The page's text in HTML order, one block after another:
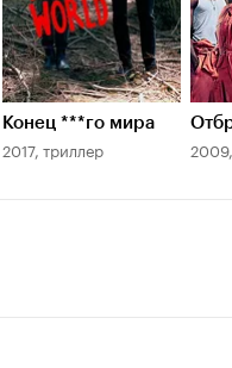
Конец ***го мира
2017, триллер